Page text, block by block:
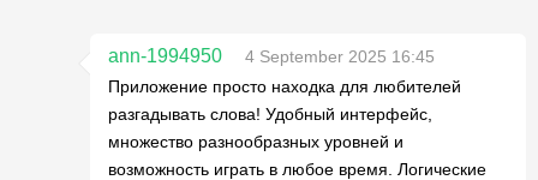
ann-1994950
4 September 2025 16:45
Приложение просто находка для любителей
разгадывать слова! Удобный интерфейс,
множество разнообразных уровней и
возможность играть в любое время. Логические